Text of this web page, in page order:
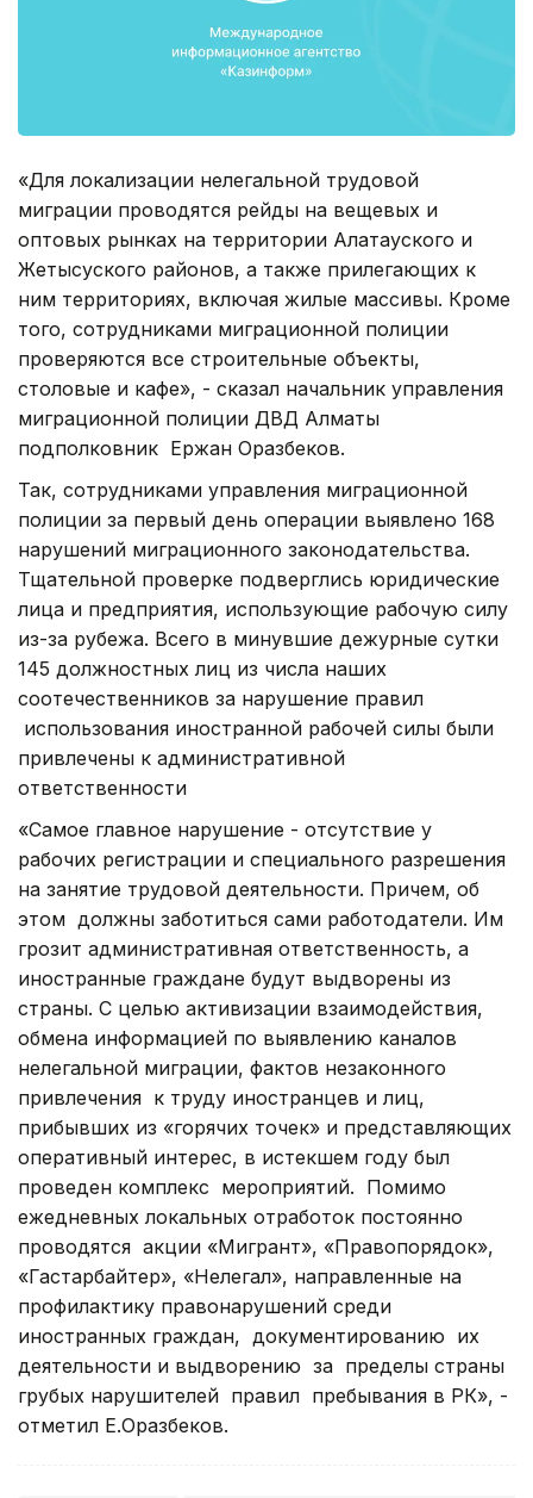
«Для локализации нелегальной трудовой
миграции проводятся рейды на вещевых и
оптовых рынках на территории Алатауского и
Жетысуского районов, а также прилегающих к
ним территориях, включая жилые массивы. Кроме
того, сотрудниками миграционной полиции
проверяются все строительные объекты,
столовые и кафе», - сказал начальник управления
миграционной полиции ДВД Алматы
подполковник Ержан Оразбеков.
Так, сотрудниками управления миграционной
полиции за первый день операции выявлено 168
нарушений миграционного законодательства.
Тщательной проверке подверглись юридические
лица и предприятия, использующие рабочую силу
из-за рубежа. Всего в минувшие дежурные сутки
145 должностных лиц из числа наших
соотечественников за нарушение правил
использования иностранной рабочей силы были
привлечены к административной
ответственности
«Самое главное нарушение - отсутствие у
рабочих регистрации и специального разрешения
на занятие трудовой деятельности. Причем, об
этом должны заботиться сами работодатели. Им
грозит административная ответственность, а
иностранные граждане будут выдворены из
страны. С целью активизации взаимодействия,
обмена информацией по выявлению каналов
нелегальной миграции, фактов незаконного
привлечения к труду иностранцев и лиц,
прибывших из «горячих точек» и представляющих
оперативный интерес, в истекшем году был
проведен комплекс мероприятий. Помимо
ежедневных локальных отработок постоянно
проводятся акции «Мигрант», «Правопорядок»,
«Гастарбайтер», «Нелегал», направленные на
профилактику правонарушений среди
иностранных граждан, документированию их
деятельности и выдворению за пределы страны
грубых нарушителей правил пребывания в РК», -
отметил Е.Оразбеков.